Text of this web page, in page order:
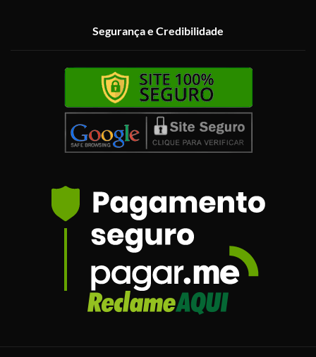
Segurança e Credibilidade